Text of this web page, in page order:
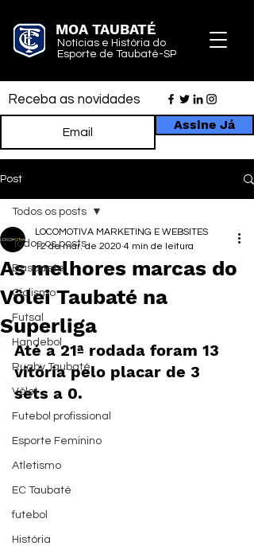
MOA TAUBATÉ
Notícias e História do
Esporte de Taubaté-SP
Receba as novidades
Assine Já
Post
Todos os posts
Basquete
Ciclismo
Futsal
Handebol
Rugby Taubaté
Vôlei
Futebol profissional
Esporte Feminino
Atletismo
EC Taubaté
futebol
História
Todos os posts
As melhores marcas do
Vôlei Taubaté na
Superliga
LOCOMOTIVA MARKETING E WEBSITES
12 de mar. de 2020 4 min de leitura
Até a 21ª rodada foram 13
vitória pelo placar de 3
sets a 0.